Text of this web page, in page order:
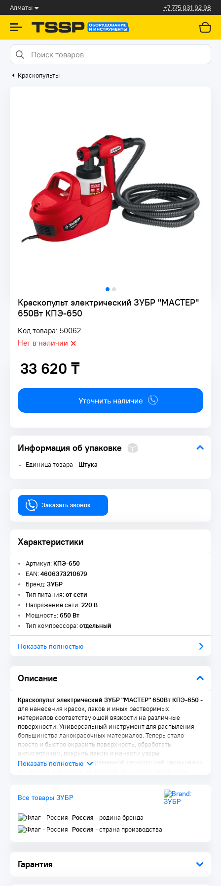
Алматы +7 775 031 92 98
Краскопульты
Краскопульт электрический ЗУБР "МАСТЕР"
650Вт КПЭ-650
Код товара: 50062
Нет в наличии
33 620 ₸
33 620 ₸
Уточнить наличие
Информация об упаковке
Единица товара -Штука
Заказать звонок
Характеристики
Описание
Гарантия
Артикул:КПЭ-650
EAN:4606373210679
Бренд:ЗУБР
Тип питания:от сети
Напряжение сети:220 В
Мощность:650 Вт
Тип компрессора:отдельный
Показать полностью
Краскопульт электрический ЗУБР "МАСТЕР" 650Вт КПЭ-650-
для нанесения красок, лаков и иных растворимых
материалов соответствующей вязкости на различные
поверхности. Универсальный инструмент для распыления
большинства лакокрасочных материалов. Теперь стало
просто и быстро окрасить поверхность, обработать
антисептиком, покрыть лаком и нанести узоры.
Краскораспылитель с современной технологией распыления
существенно улучшает качество и облегчает.
Преимущества:
Максимальная вязкость: 60 DIN/сек
поверхность - для высокой производительности
Регулировка формы сопла
Все товары ЗУБР
Россия - родина бренда
Россия - страна производства